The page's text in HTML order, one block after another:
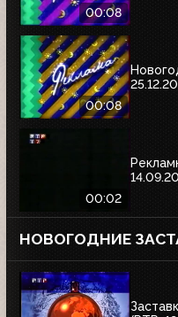
00:08
00:08
00:02
НОВОГОДНИЕ